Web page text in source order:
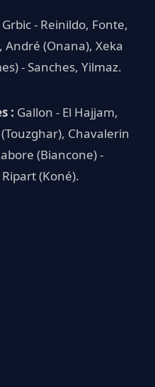
Grbic - Reinildo, Fonte,
André (Onana), Xeka
- Sanches, Yilmaz.
: Gallon - El Hajjam,
Chavalerin
(Biancone) -
(Koné).